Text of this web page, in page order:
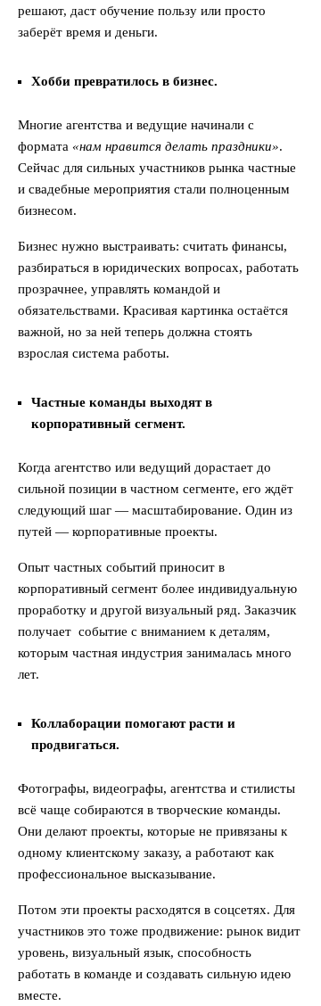
решают, даст обучение пользу или просто
заберёт время и деньги.
Хобби превратилось в бизнес.
Многие агентства и ведущие начинали с
формата «нам нравится делать праздники».
Сейчас для сильных участников рынка частные
и свадебные мероприятия стали полноценным
бизнесом.
Бизнес нужно выстраивать: считать финансы,
разбираться в юридических вопросах, работать
прозрачнее, управлять командой и
обязательствами. Красивая картинка остаётся
важной, но за ней теперь должна стоять
взрослая система работы.
Частные команды выходят в
корпоративный сегмент.
Когда агентство или ведущий дорастает до
сильной позиции в частном сегменте, его ждёт
следующий шаг — масштабирование. Один из
путей — корпоративные проекты.
Опыт частных событий приносит в
корпоративный сегмент более индивидуальную
проработку и другой визуальный ряд. Заказчик
получает событие с вниманием к деталям,
которым частная индустрия занималась много
лет.
Коллаборации помогают расти и
продвигаться.
Фотографы, видеографы, агентства и стилисты
всё чаще собираются в творческие команды.
Они делают проекты, которые не привязаны к
одному клиентскому заказу, а работают как
профессиональное высказывание.
Потом эти проекты расходятся в соцсетях. Для
участников это тоже продвижение: рынок видит
уровень, визуальный язык, способность
работать в команде и создавать сильную идею
вместе.